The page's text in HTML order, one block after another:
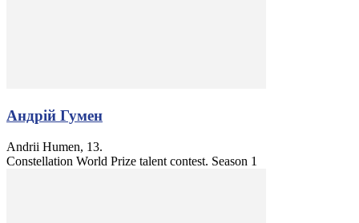
Андрій Гумен
Andrii Humen, 13.
Constellation World Prize talent contest. Season 1